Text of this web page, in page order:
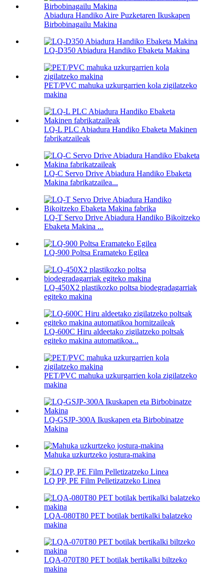
Abiadura Handiko Aire Puzketaren Ikuskapen
Birbobinagailu Makina
LQ-D350 Abiadura Handiko Ebaketa Makina
PET/PVC mahuka uzkurgarrien kola zigilatzeko
makina
LQ-L PLC Abiadura Handiko Ebaketa Makinen
fabrikatzaileak
LQ-C Servo Drive Abiadura Handiko Ebaketa
Makina fabrikatzailea...
LQ-T Servo Drive Abiadura Handiko Bikoitzeko
Ebaketa Makina ...
LQ-900 Poltsa Eramateko Egilea
LQ-450X2 plastikozko poltsa biodegradagarriak
egiteko makina
LQ-600C Hiru aldeetako zigilatzeko poltsak
egiteko makina automatikoa...
PET/PVC mahuka uzkurgarrien kola zigilatzeko
makina
LQ-GSJP-300A Ikuskapen eta Birbobinatze
Makina
Mahuka uzkurtzeko jostura-makina
LQ PP, PE Film Pelletizatzeko Linea
LQA-080T80 PET botilak bertikalki balatzeko
makina
LQA-070T80 PET botilak bertikalki biltzeko
makina